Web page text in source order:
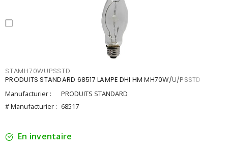
STAMH70WUPSSTD
PRODUITS STANDARD 68517 LAMPE DHI HM MH70W/U/PSSTD
Manufacturier :
PRODUITS STANDARD
# Manufacturier : 68517
En inventaire